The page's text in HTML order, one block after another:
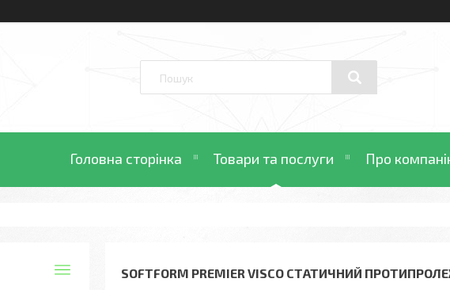
Головна сторінка Товари та послуги Про
SOFTFORM PREMIER VISCO СТАТИЧНИЙ